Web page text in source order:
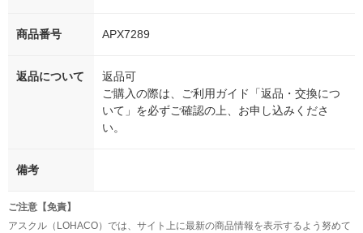
商品番号 APX7289
返品について
返品可
ご購入の際は、ご利用ガイド「返品・交換につ
いて」を必ずご確認の上、お申し込みくださ
い。
備考
ご注意【免責】
アスクル（LOHACO）では、サイト上に最新の商品情報を表示するよう努めて